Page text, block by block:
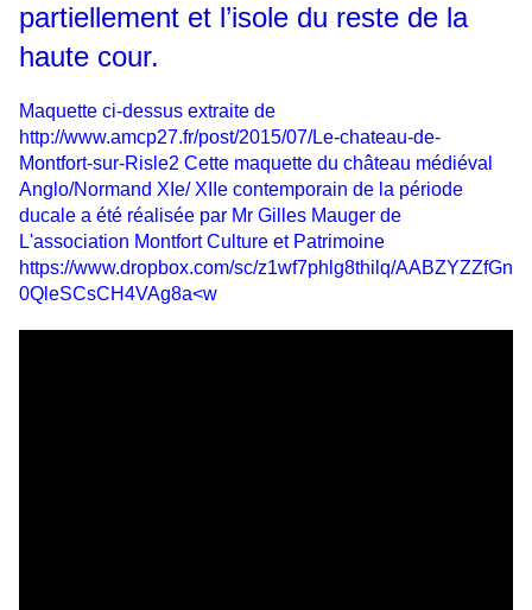
partiellement et l’isole du reste de la
haute cour.
Maquette ci-dessus extraite de
http://www.amcp27.fr/post/2015/07/Le-chateau-de-
Montfort-sur-Risle2 Cette maquette du château médiéval
Anglo/Normand XIe/ XIIe contemporain de la période
ducale a été réalisée par Mr Gilles Mauger de
L'association Montfort Culture et Patrimoine
https://www.dropbox.com/sc/z1wf7phlg8thilq/AABZYZZfGn
0QleSCsCH4VAg8a<w